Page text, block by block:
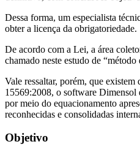
Dessa forma, um especialista
obter a licença da obrigatoriedade.
De acordo com a Lei, a área
chamado neste estudo de
Vale ressaltar, porém, que
15569:2008, o software Dimensol
por meio do equacionamento
reconhecidas e consolidadas
Objetivo